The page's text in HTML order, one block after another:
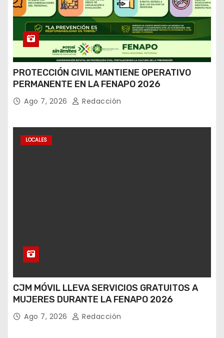
PROTECCIÓN CIVIL MANTIENE OPERATIVO
PERMANENTE EN LA FENAPO 2026
Ago 7, 2026 Redacción
LOCALES
CJM MÓVIL LLEVA SERVICIOS GRATUITOS A
MUJERES DURANTE LA FENAPO 2026
Ago 7, 2026 Redacción